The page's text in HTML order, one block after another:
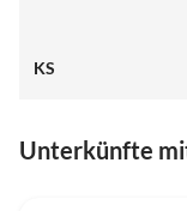
KS
Unterkünfte